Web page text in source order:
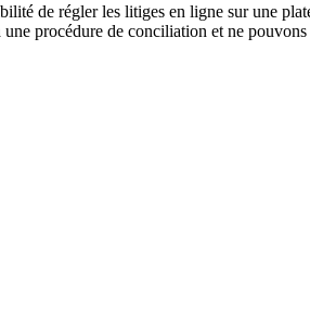
de régler les litiges en ligne sur une
procédure de conciliation et ne